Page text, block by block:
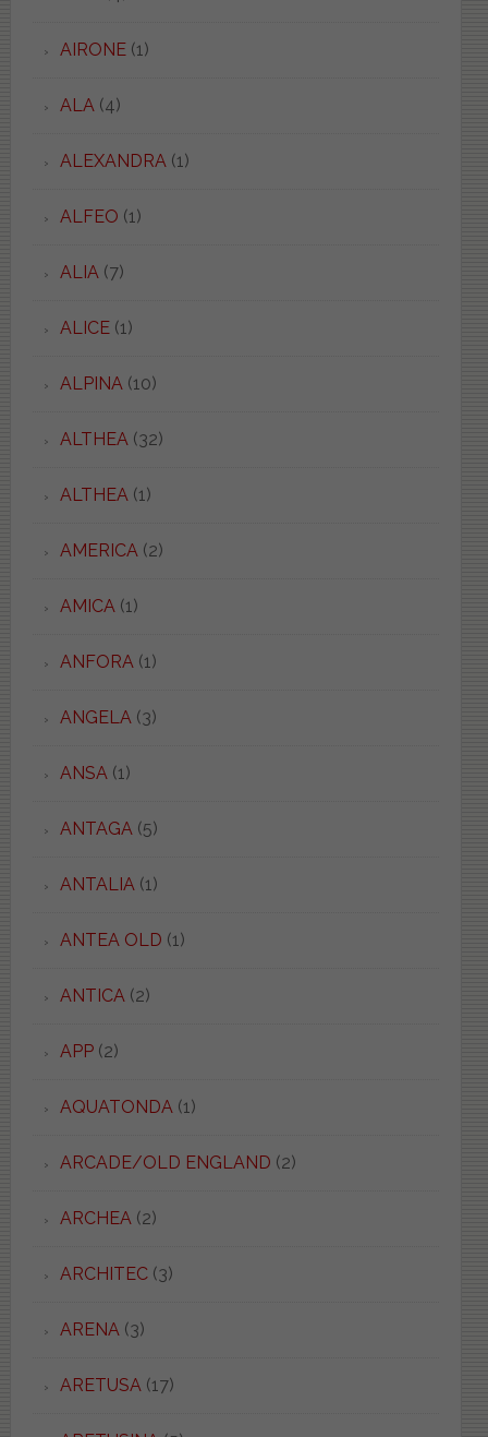
AIRONE(1)
ALA (4)
ALEXANDRA (1)
ALFEO (1)
ALIA (7)
ALICE(1)
ALPINA (10)
ALTHEA (32)
ALTHEA (1)
AMERICA (2)
AMICA (1)
ANFORA (1)
ANGELA (3)
ANSA (1)
ANTAGA (5)
ANTALIA (1)
ANTEA OLD (1)
ANTICA (2)
APP(2)
AQUATONDA (1)
ARCADE/OLD ENGLAND (2)
ARCHEA (2)
ARCHITEC(3)
ARENA (3)
ARETUSA (17)